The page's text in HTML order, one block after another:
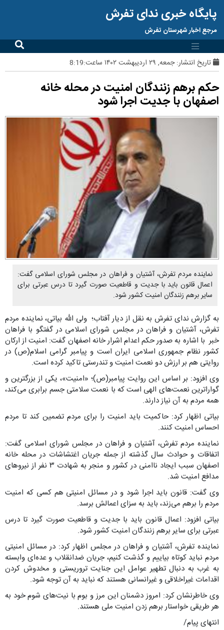
پایگاه خبری ندای تفرش
مرجع اخبار شهرستان تفرش
تاریخ انتشار:جمعه, ۲۹ اردیبهشت ۱۴۰۲ ساعت:8:19
حکم برهم زنندگان امنیت در محله خانه
اصفهان با جدیت اجرا شود
نماینده مردم تفرش، آشتیان و فراهان در مجلس شورای اسلامی گفت:
اعمال قانون باید با جدیت و قاطعیت صورت گیرد تا درس عبرتی برای
سایر برهم زنندگان امنیت کشور شود.
به گزارش ندای تفرش به نقل از دیار آفتاب؛ ولی الله بیاتی، نماینده مردم
تفرش، آشتیان و فراهان در مجلس شورای اسلامی در گفتگو با فراهان
خبر با اشاره به صدور حکم اعدام اشرار خانه اصفهان گفت: امنیت از ارکان
کشور نظام جمهوری اسلامی ایران است و پیامبر گرامی اسلام(ص) در
روایتی هم بر ارزش دو نعمت امنیت و تندرستی تاکید کرده است.
وی افزود: بر اساس این روایت پیامبر(ص)؛ «امنیت»، یکی از بزرگترین و
گواراترین نعمت‌های الهی است که با نعمت سلامتی جسم برابری می‌کند،
همه مردم به آن نیاز دارند.
بیاتی اظهار کرد: حاکمیت باید امنیت را برای مردم تضمین کند تا مردم
احساس امنیت کنند.
نماینده مردم تفرش، آشتیان و فراهان در مجلس شورای اسلامی گفت:
اتفاقات و حوادث سال گذشته از جمله جریان اغتشاشات در محله خانه
اصفهان سبب ایجاد ناامنی در کشور و منجر به شهادت ۳ نفر از نیروهای
مدافع امنیت شد.
وی گفت: قانون باید اجرا شود و در مسائل امنیتی هم کسی که امنیت
مردم را برهم می‌زند، باید به سزای اعمالش برسد.
بیاتی افزود: اعمال قانون باید با جدیت و قاطعیت صورت گیرد تا درس
عبرتی برای سایر برهم زنندگان امنیت کشور شود.
نماینده تفرش، آشتیان و فراهان در مجلس اظهار کرد: در مسائل امنیتی
مردم نباید کوتاه بیاییم و گذشت کنیم، جریان ضدانقلاب و عده‌ای وابسته
به غرب به دنبال تطهیر عوامل این جنایت تروریستی و مخدوش کردن
اقدامات غیراخلاقی و غیرانسانی هستند که نباید به آن توجه شود.
وی خاطرنشان کرد: امروز دشمنان این مرز و بوم با نیت‌های شوم خود به
هر طریقی خواستار برهم زدن امنیت ملی هستند.
انتهای پیام/